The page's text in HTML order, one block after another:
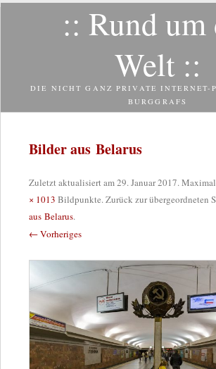
:: Rund um
Welt ::
DIE NICHT GANZ PRIVATE INTERNET-
BURGGRAFS
Bilder aus Belarus
Zuletzt aktualisiert am29. Januar 2017.
× 1013 Bildpunkte. Zurück zur übergeordneten
aus Belarus.
← Vorheriges